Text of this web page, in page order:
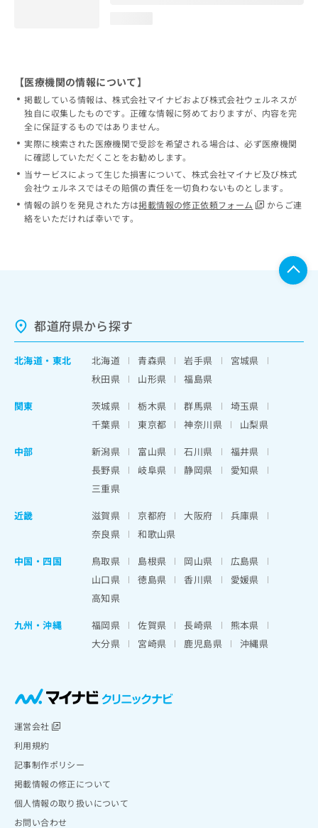
【医療機関の情報について】
掲載している情報は、株式会社マイナビおよび株式会社ウェルネスが
独自に収集したものです。正確な情報に努めておりますが、内容を完
全に保証するものではありません。
実際に検索された医療機関で受診を希望される場合は、必ず医療機関
に確認していただくことをお勧めします。
当サービスによって生じた損害について、株式会社マイナビ及び株式
会社ウェルネスではその賠償の責任を一切負わないものとします。
情報の誤りを発見された方は掲載情報の修正依頼フォーム
からご連
絡をいただければ幸いです。
都道府県から探す
北海道 ・ 東北 北海道 青森県 岩手県
宮城県
秋田県
山形県
福島県
関東
茨城県 栃木県 群馬県
埼玉県
千葉県
東京都 神奈川県
山梨県
中部
新潟県 富山県 石川県
福井県
長野県
岐阜県 静岡県
愛知県
三重県
近畿
滋賀県 京都府 大阪府
兵庫県
奈良県
和歌山県
中国・四国
鳥取県 島根県 岡山県
広島県
山口県
徳島県 香川県
愛媛県
高知県
九州・沖縄
福岡県 佐賀県 長崎県
熊本県
大分県
宮崎県 鹿児島県 沖縄県
運営会社
利用規約
記事制作ポリシー
掲載情報の修正について
個人情報の取り扱いについて
お問い合わせ